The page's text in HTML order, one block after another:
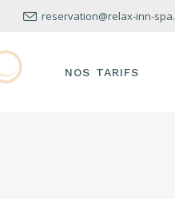
reservation@relax-inn-
NOS TARIFS